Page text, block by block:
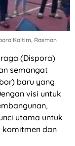
Kaltim, Rasman
(Dispora)
semangat
baru yang
visi untuk
utama untuk
komitmen dan